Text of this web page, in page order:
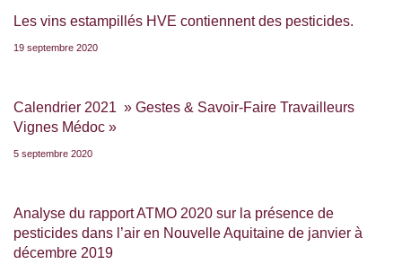
Les vins estampillés HVE contiennent des pesticides.
19 septembre 2020
Calendrier 2021 » Gestes & Savoir-Faire Travailleurs
Vignes Médoc »
5 septembre 2020
Analyse du rapport ATMO 2020 sur la présence de
pesticides dans l’air en Nouvelle Aquitaine de janvier à
décembre 2019